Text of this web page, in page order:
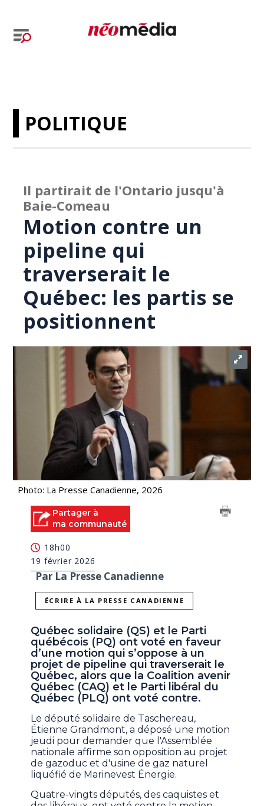
POLITIQUE
Il partirait de l'Ontario jusqu'à
Baie-Comeau
Motion contre un
pipeline qui
traverserait le
Québec: les partis se
positionnent
Photo: La Presse Canadienne, 2026
Partager à
ma communauté
18h00
19 février 2026
Par La Presse Canadienne
ÉCRIRE À LA PRESSE CANADIENNE
Québec solidaire (QS) et le Parti
québécois (PQ) ont voté en faveur
d’une motion qui s’oppose à un
projet de pipeline qui traverserait le
Québec, alors que la Coalition avenir
Québec (CAQ) et le Parti libéral du
Québec (PLQ) ont voté contre.
Le député solidaire de Taschereau,
Étienne Grandmont, a déposé une motion
jeudi pour demander que l'Assemblée
nationale affirme son opposition au projet
de gazoduc et d'usine de gaz naturel
liquéfié de Marinevest Énergie.
Quatre-vingts députés, des caquistes et